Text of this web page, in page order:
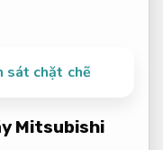
sát chặt chẽ
Mitsubishi